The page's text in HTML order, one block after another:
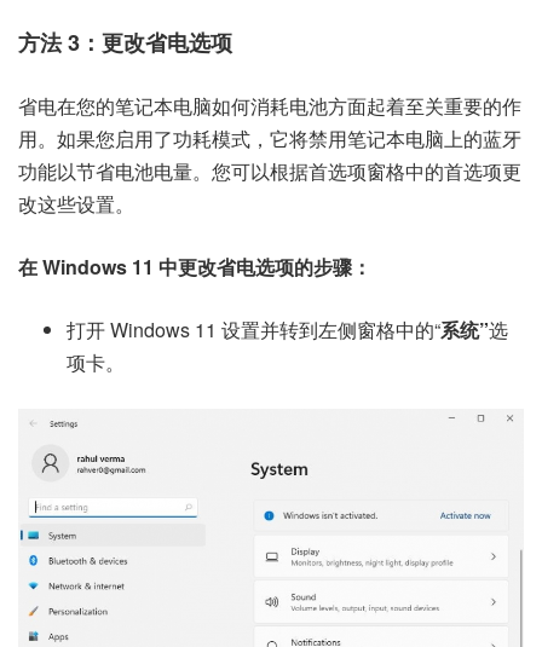
方法 3：更改省电选项
省电在您的笔记本电脑如何消耗电池方面起着至关重要的作
用。如果您启用了功耗模式，它将禁用笔记本电脑上的蓝牙
功能以节省电池电量。您可以根据首选项窗格中的首选项更
改这些设置。
在 Windows 11 中更改省电选项的步骤：
打开 Windows 11 设置并转到左侧窗格中的“系统”选
项卡。